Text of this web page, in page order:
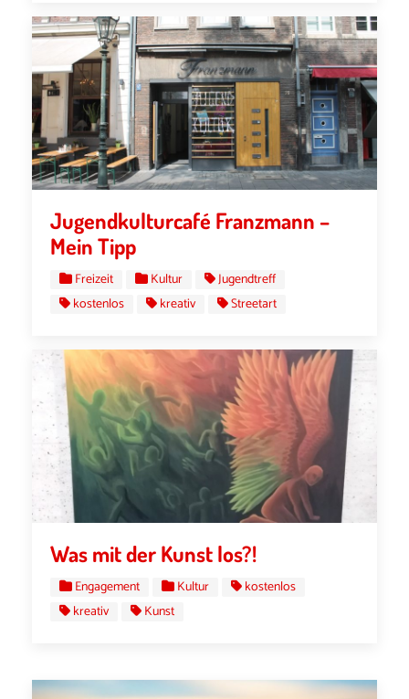
Jugendkulturcafé Franzmann –
Mein Tipp
Freizeit Kultur
Jugendtreff
kostenlos
kreativ Streetart
Was mit der Kunst los?!
Engagement Kultur
kostenlos
kreativ
Kunst